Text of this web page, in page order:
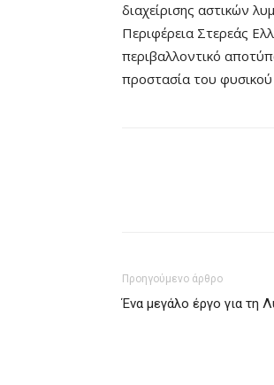
διαχείρισης αστικών
Περιφέρεια Στερεάς
περιβαλλοντικό
προστασία του
Προηγούμενο άρθρο
Ένα μεγάλο έργο για τη